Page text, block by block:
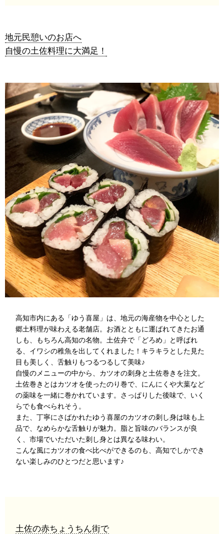
地元民憩いのお店へ
自慢の土佐料理に大満足！
高知市内にある「ゆう喜屋」は、地元の海産物を中心とした
郷土料理が味わえる老舗店。お酒とともに運ばれてきたお通
しも、もちろん高知の名物。土佐弁で「どろめ」と呼ばれ
る、イワシの稚魚を出してくれました！キラキラとした見た
目も美しく、舌触りもつるつるして美味♪
自慢のメニューの中から、カツオの刺身と土佐巻きを注文。
土佐巻きとはカツオを使ったのり巻で、にんにくや大葉など
の薬味を一緒に巻かれています。さっぱりした後味で、いく
らでも食べられそう。
また、丁寧にさばかれたゆう喜屋のカツオの刺し身は味も上
品で、なめらかな舌触りが魅力。脂と旨味のバランスが良
く、市場でいただいた刺し身とは異なる味わい。
こんな風にカツオの食べ比べができるのも、高知でしかでき
ない楽しみのひとつだと思います♪
土佐の赤ちょうちん街で